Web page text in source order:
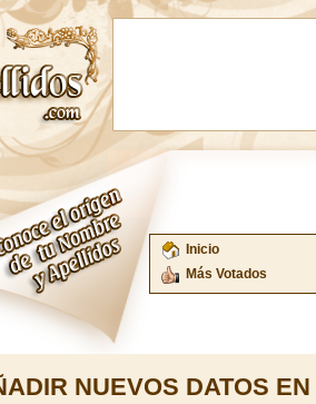
Inicio
Más Votados
NUEVOS DATOS